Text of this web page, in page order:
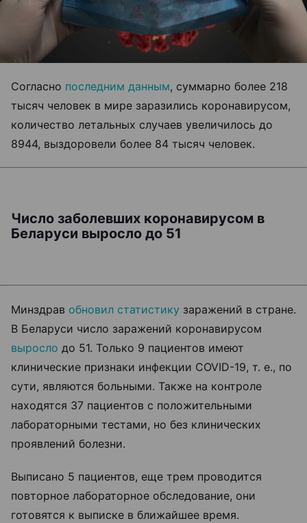
Согласно последним данным, суммарно более 218
тысяч человек в мире заразились коронавирусом,
количество летальных случаев увеличилось до
8944, выздоровели более 84 тысяч человек.
Число заболевших коронавирусом в
Беларуси выросло до 51
Минздрав обновил статистику заражений в стране.
В Беларуси число заражений коронавирусом
выросло до 51. Только 9 пациентов имеют
клинические признаки инфекции COVID-19, т. е., по
сути, являются больными. Также на контроле
находятся 37 пациентов с положительными
лабораторными тестами, но без клинических
проявлений болезни.
Выписано 5 пациентов, еще трем проводится
повторное лабораторное обследование, они
готовятся к выписке в ближайшее время.